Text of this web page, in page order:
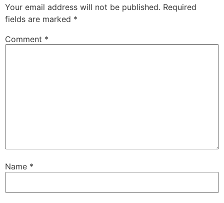
Your email address will not be published. Required
fields are marked *
Comment *
Name *